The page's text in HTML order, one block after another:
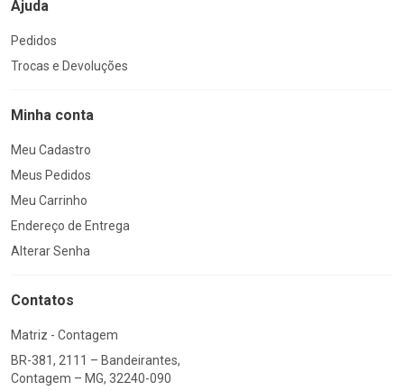
Ajuda
Pedidos
Trocas e Devoluções
Minha conta
Meu Cadastro
Meus Pedidos
Meu Carrinho
Endereço de Entrega
Alterar Senha
Contatos
Matriz - Contagem
BR-381, 2111 – Bandeirantes,
Contagem – MG, 32240-090